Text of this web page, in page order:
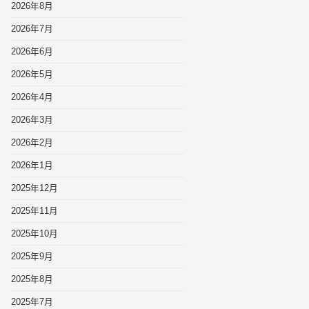
2026年8月
2026年7月
2026年6月
2026年5月
2026年4月
2026年3月
2026年2月
2026年1月
2025年12月
2025年11月
2025年10月
2025年9月
2025年8月
2025年7月